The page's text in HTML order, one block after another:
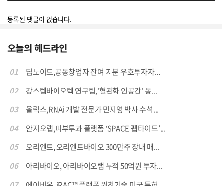
등록된 댓글이 없습니다.
오늘의 헤드라인
01
딥노이드,공동창업자 잔여 지분 우호투자자...
02
강스템바이오텍 연구팀,'혈관화 인공간' 동...
03
올릭스,RNAi 개발 전문가 민지영 박사 수석...
04
안지오랩,피부투과 플랫폼 ‘SPACE 펩타이드’...
05
오리엔트, 오리엔트바이오 300만주 장내 매...
06
아리바이오, 아리바이오랩 누적 50억원 투자...